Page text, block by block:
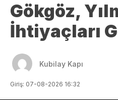
Gökgöz,
İhtiyaçları
Kubilay Kapı
Giriş: 07-08-2026 16:32